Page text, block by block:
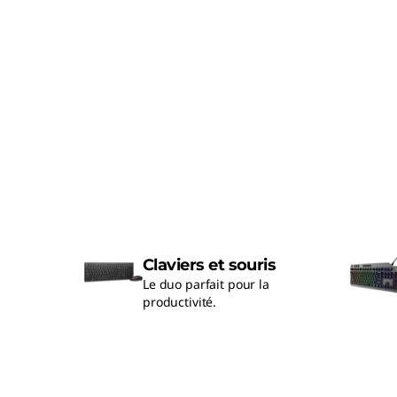
Claviers et souris
Le duo parfait pour la
productivité.